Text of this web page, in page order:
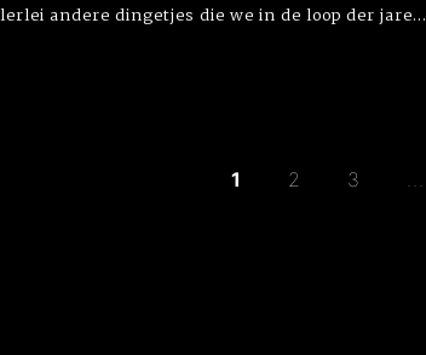
andere dingetjes die we in de loop der jare...
1 2 3